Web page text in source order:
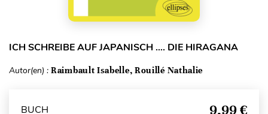
ICH SCHREIBE AUF JAPANISCH …. DIE HIRAGANA
Autor(en) : Raimbault Isabelle, Rouillé Nathalie
BUCH 9,99 €